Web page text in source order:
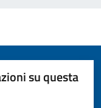
su questa